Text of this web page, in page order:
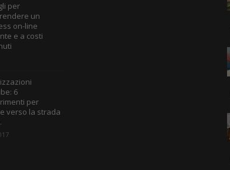
per
un
on-line
e a costi
6
per
verso la strada